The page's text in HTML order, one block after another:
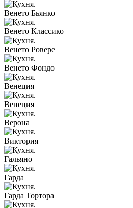
Венето Бьянко
Венето Классико
Венето Ровере
Венето Фондо
Венеция
Венеция
Верона
Виктория
Гальяно
Гарда
Гарда Тортора